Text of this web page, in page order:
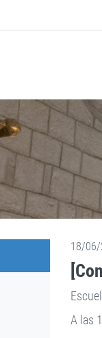
18/
A las